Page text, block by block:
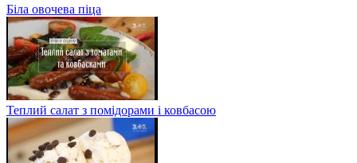
Біла овочева піца
Теплий салат з помідорами і ковбасою